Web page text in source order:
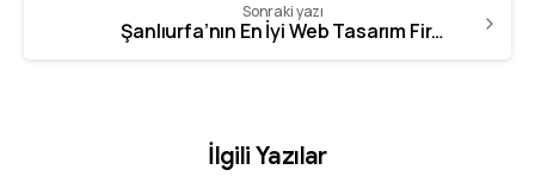
Sonraki yazı
Şanlıurfa’nın En İyi Web Tasarım Firması
İlgili Yazılar